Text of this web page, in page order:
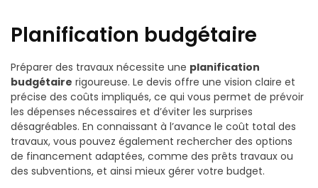
Planification budgétaire
Préparer des travaux nécessite une planification
budgétaire rigoureuse. Le devis offre une vision claire et
précise des coûts impliqués, ce qui vous permet de prévoir
les dépenses nécessaires et d’éviter les surprises
désagréables. En connaissant à l’avance le coût total des
travaux, vous pouvez également rechercher des options
de financement adaptées, comme des prêts travaux ou
des subventions, et ainsi mieux gérer votre budget.